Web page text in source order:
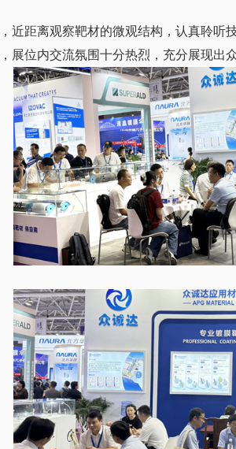
近距离观察靶材的微观结构，认真聆听
展位内交流氛围十分热烈， 充分展现出